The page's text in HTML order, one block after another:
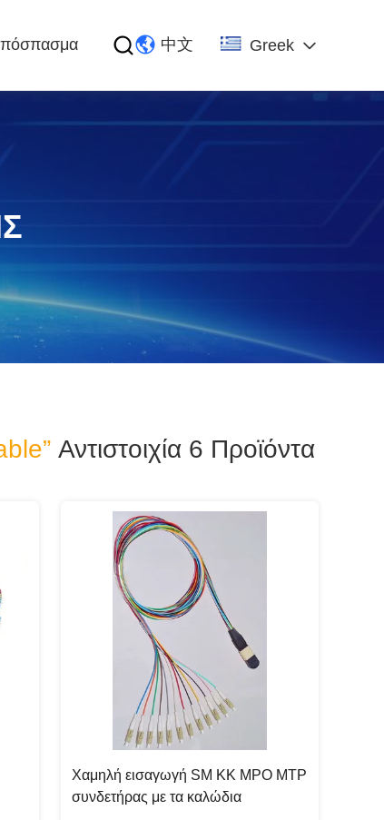
中文 Greek
Αντιστοιχία 6 Προϊόντα
Χαμηλή εισαγωγή SM ΚΚ MPO MTP
συνδετήρας με τα καλώδια